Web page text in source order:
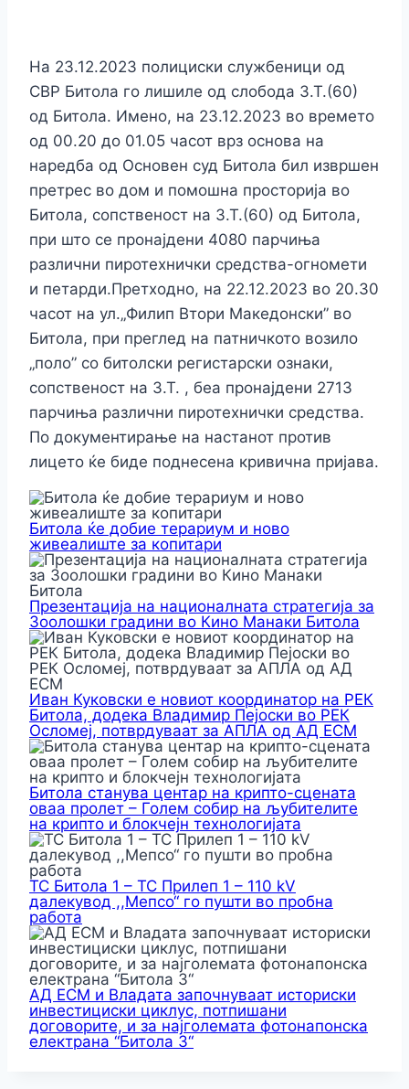
На 23.12.2023 полициски службеници од
СВР Битола го лишиле од слобода З.Т.(60)
од Битола. Имено, на 23.12.2023 во времето
од 00.20 до 01.05 часот врз основа на
наредба од Основен суд Битола бил извршен
претрес во дом и помошна просторија во
Битола, сопственост на З.Т.(60) од Битола,
при што се пронајдени 4080 парчиња
различни пиротехнички средства-огномети
и петарди.Претходно, на 22.12.2023 во 20.30
часот на ул.„Филип Втори Македонски” во
Битола, при преглед на патничкото возило
„поло” со битолски регистарски ознаки,
сопственост на З.Т. , беа пронајдени 2713
парчиња различни пиротехнички средства.
По документирање на настанот против
лицето ќе биде поднесена кривична пријава.
Битола ќе добие терариум и ново
живеалиште за копитари
Презентација на националната стратегија за
Зоолошки градини во Кино Манаки Битола
Иван Куковски е новиот координатор на РЕК
Битола, додека Владимир Пејоски во РЕК
Осломеј, потврдуваат за АПЛА од АД ЕСМ
Битола станува центар на крипто-сцената
оваа пролет – Голем собир на љубителите
на крипто и блокчејн технологијата
ТС Битола 1 – ТС Прилеп 1 – 110 kV
далекувод ,,Мепсо“ го пушти во пробна
работа
АД ЕСМ и Владата започнуваат историски
инвестициски циклус, потпишани
договорите, и за најголемата фотонапонска
електрана “Битола 3“